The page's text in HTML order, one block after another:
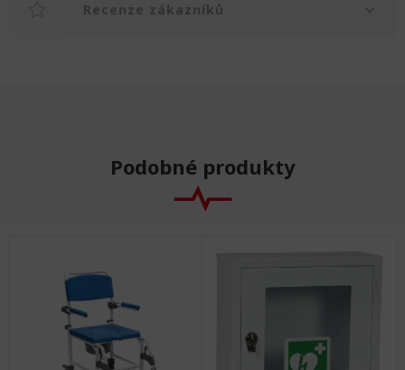
Recenze zákazníků
Podobné produkty